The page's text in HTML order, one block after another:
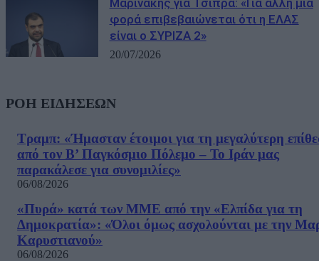
Μαρινάκης για Τσίπρα: «Για άλλη μια
φορά επιβεβαιώνεται ότι η ΕΛΑΣ
είναι ο ΣΥΡΙΖΑ 2»
20/07/2026
ΡΟΗ ΕΙΔΗΣΕΩΝ
Τραμπ: «Ήμασταν έτοιμοι για τη μεγαλύτερη
από τον Β’ Παγκόσμιο Πόλεμο – Το Ιράν μας
παρακάλεσε για συνομιλίες»
06/08/2026
«Πυρά» κατά των ΜΜΕ από την «Ελπίδα για τη
Δημοκρατία»: «Όλοι όμως ασχολούνται με την
Καρυστιανού»
06/08/2026